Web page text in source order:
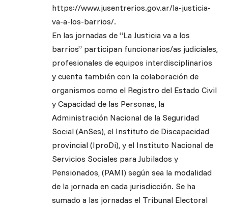
https://www.jusentrerios.gov.ar/la-justicia-
va-a-los-barrios/.
En las jornadas de “La Justicia va a los
barrios” participan funcionarios/as judiciales,
profesionales de equipos interdisciplinarios
y cuenta también con la colaboración de
organismos como el Registro del Estado Civil
y Capacidad de las Personas, la
Administración Nacional de la Seguridad
Social (AnSes), el Instituto de Discapacidad
provincial (IproDi), y el Instituto Nacional de
Servicios Sociales para Jubilados y
Pensionados, (PAMI) según sea la modalidad
de la jornada en cada jurisdicción. Se ha
sumado a las jornadas el Tribunal Electoral